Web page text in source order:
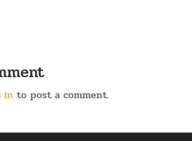
into post a comment.